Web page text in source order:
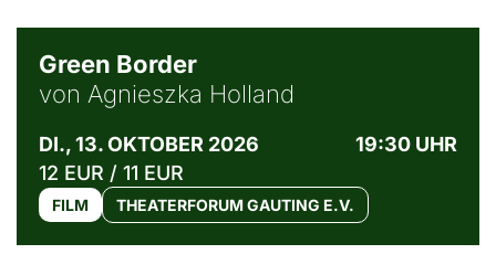
Green Border
von Agnieszka Holland
DI., 13. OKTOBER 2026
19:30 UHR
12 EUR / 11 EUR
FILM THEATERFORUM GAUTING E.V.